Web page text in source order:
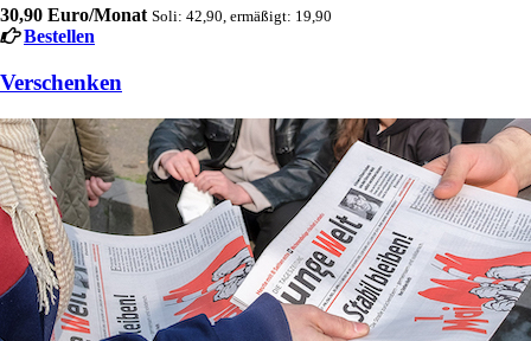
30,90 Euro/Monat Soli: 42,90, ermäßigt: 19,90
Bestellen
Verschenken